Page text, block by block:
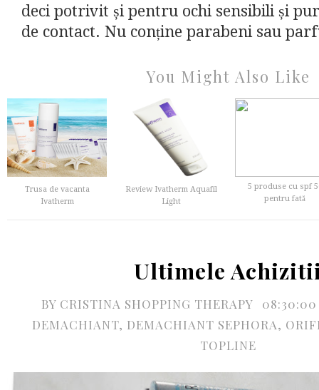
deci potrivit și pentru ochi sensibili și
de contact. Nu conține parabeni sau
You Might Also Like
Trusa de vacanta
Ivatherm
Review Ivatherm Aquafil
Light
5 produse cu spf
pentru fată
Ultimele
BY CRISTINA SHOPPING THERAPY
DEMACHIANT, DEMACHIANT SEPHORA,
TOPLINE